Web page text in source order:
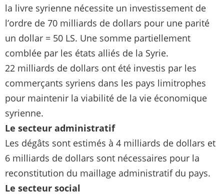
la livre syrienne nécessite un investissement de
l’ordre de 70 milliards de dollars pour une parité
un dollar = 50 LS. Une somme partiellement
comblée par les états alliés de la Syrie.
22 milliards de dollars ont été investis par les
commerçants syriens dans les pays limitrophes
pour maintenir la viabilité de la vie économique
syrienne.
Le secteur administratif
Les dégâts sont estimés à 4 milliards de dollars et
6 milliards de dollars sont nécessaires pour la
reconstitution du maillage administratif du pays.
Le secteur social